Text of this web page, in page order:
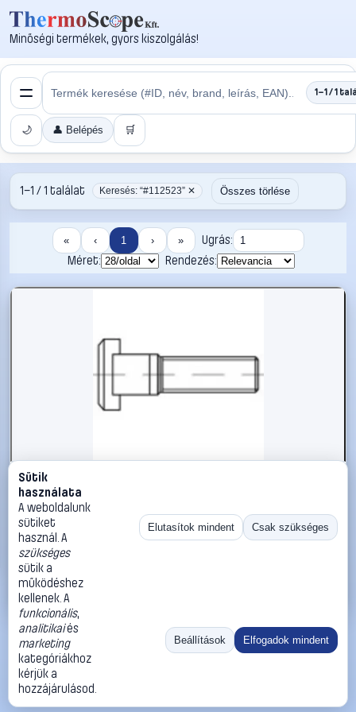
Minőségi termékek, gyors kiszolgálás!
1–1 / 1
🌙 👤 Belépés 🛒
1–1 / 1 találat Keresés: “#112523” ✕ Összes törlése
« ‹ 1 › »
Ugrás:
Méret:
Rendezés:
#112523
TOOLCRAFT 112523 T-hornyos csavarok M12 125 mm
Négylap DIN 787 Acél 10 db
TOOLCRAFT Metrikus csavarok
78 990 Ft
Kosárba
«
Ugrás:
Méret:
Rendezés:
©2026
ThermoScope
ÁSZF
Cégbemutató
Sütik
használata
A weboldalunk
sütiket
használ. A
szükséges
sütik a
működéshez
kellenek. A
funkcionális,
analitikaiés
marketing
kategóriákhoz
kérjük a
hozzájárulásod.
Elutasítok mindent Csak szükséges
Beállítások Elfogadok mindent